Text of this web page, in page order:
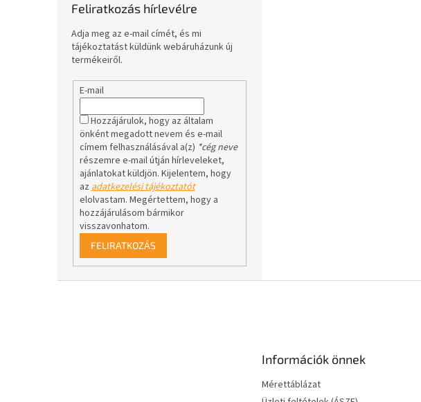
Feliratkozás hírlevélre
Adja meg az e-mail címét, és mi
tájékoztatást küldünk webáruházunk új
termékeiről.
E-mail
Hozzájárulok, hogy az általam
önként megadott nevem és e-mail
címem felhasználásával a(z) *cég neve
részemre e-mail útján hírleveleket,
ajánlatokat küldjön. Kijelentem, hogy
azadatkezelési tájékoztatót
elolvastam. Megértettem, hogy a
hozzájárulásom bármikor
visszavonhatom.
FELIRATKOZÁS
Információk önnek
Mérettáblázat